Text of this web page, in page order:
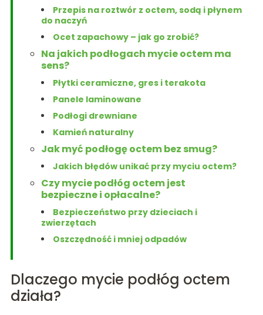
Przepis na roztwór z octem, sodą i płynem
do naczyń
Ocet zapachowy – jak go zrobić?
Na jakich podłogach mycie octem ma
sens?
Płytki ceramiczne, gres i terakota
Panele laminowane
Podłogi drewniane
Kamień naturalny
Jak myć podłogę octem bez smug?
Jakich błędów unikać przy myciu octem?
Czy mycie podłóg octem jest
bezpieczne i opłacalne?
Bezpieczeństwo przy dzieciach i
zwierzętach
Oszczędność i mniej odpadów
Dlaczego mycie podłóg octem
działa?